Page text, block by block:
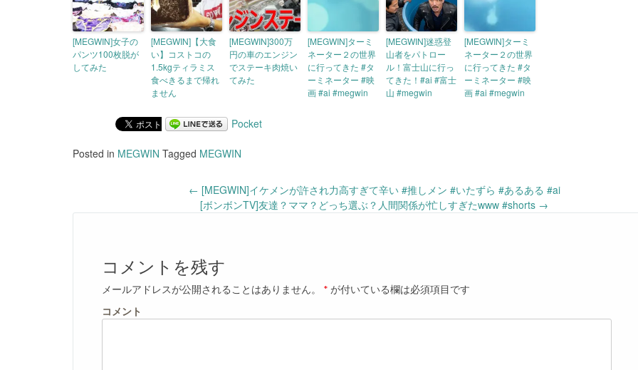
[MEGWIN]女子の
パンツ100枚脱が
してみた
[MEGWIN]【大食
い】コストコの
1.5kgティラミス
食べきるまで帰れ
ません
[MEGWIN]300万
円の車のエンジン
でステーキ肉焼い
てみた
[MEGWIN]ターミ
ネーター２の世界
に行ってきた #タ
ーミネーター #映
画 #ai #megwin
[MEGWIN]迷惑登
山者をパトロー
ル！富士山に行っ
てきた！#ai #富士
山 #megwin
[MEGWIN]ターミ
ネーター２の世界
に行ってきた #タ
ーミネーター #映
画 #ai #megwin
Pocket
Posted in MEGWIN Tagged MEGWIN
navigation
← [MEGWIN]イケメンが許され力高すぎて辛い #推しメン #いたずら #あるある #ai
[ボンボンTV]友達？ママ？どっち選ぶ？人間関係が忙しすぎたwww #shorts →
コメントを残す
メールアドレスが公開されることはありません。 * が付いている欄は必須項目です
コメント